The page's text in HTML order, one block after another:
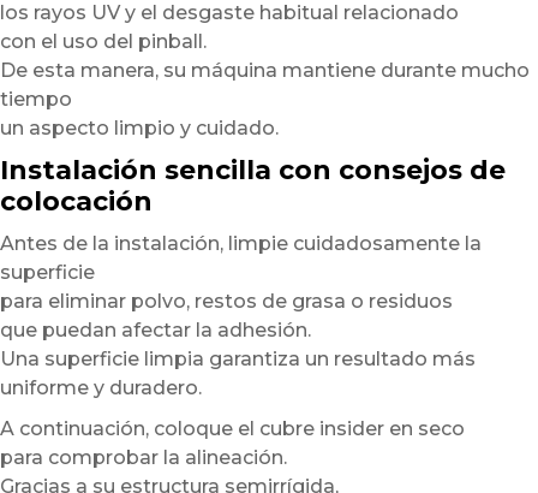
los rayos UV y el desgaste habitual relacionado
con el uso del pinball.
De esta manera, su máquina mantiene durante mucho
tiempo
un aspecto limpio y cuidado.
Instalación sencilla con consejos de
colocación
Antes de la instalación, limpie cuidadosamente la
superficie
para eliminar polvo, restos de grasa o residuos
que puedan afectar la adhesión.
Una superficie limpia garantiza un resultado más
uniforme y duradero.
A continuación, coloque el cubre insider en seco
para comprobar la alineación.
Gracias a su estructura semirrígida,